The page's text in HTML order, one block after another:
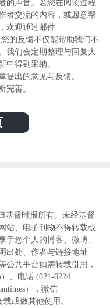
的声音。若您在阅读过程
者交流的内容，或愿意帮
欢迎通过邮件
您的反馈不仅能帮助我们不
我们会定期整理与回复大
中得到采纳。
提出的意见与反馈。
完善。
基督时报所有。未经基督
站、电子刊物不得转载或
于您个人的博客、微博、
出处、作者与链接地址
公共平台如需转载引用，
、电话 (021-6224
），微信
或做其他使用。